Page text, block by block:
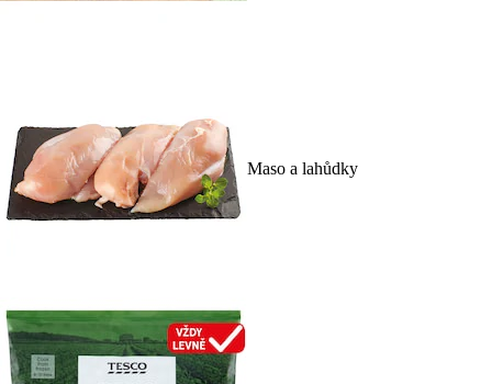
Maso a lahůdky